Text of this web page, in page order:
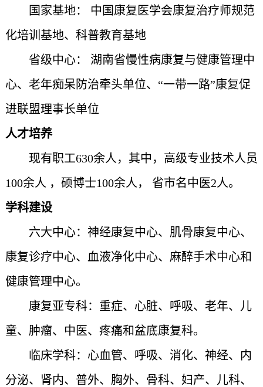
国家基地：
中国康复医学会康复治疗师规范
化培训基地、科普教育基地
省级中心：
湖南省慢性病康复与健康管理中
心、老年痴呆防治牵头单位、 “一带一路”康复促
进联盟理事长单位
人才培养
现有职工630余人 ， 其中， 高级专业技术人员
100余人 ， 硕博士100余人 ， 省市名中医2人。
学科建设
六大中心：神经康复中心、 肌骨康复中心、
康复诊疗中心、 血液净化中心、麻醉手术中心和
健康管理中心。
康复亚专科：重症、 心脏、 呼吸、 老年、 儿
童、 肿瘤、 中医、 疼痛和盆底康复科。
临床学科：心血管、 呼吸、 消化、 神经、 内
分泌、 肾内、 普外、 胸外、 骨科、 妇产、 儿科、